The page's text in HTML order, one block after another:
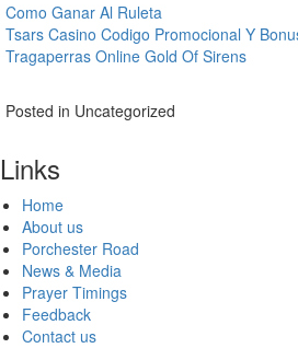
Como Ganar Al Ruleta
Tsars Casino Codigo Promocional Y
Tragaperras Online Gold Of Sirens
Posted in Uncategorized
Links
Home
About us
Porchester Road
News & Media
Prayer Timings
Feedback
Contact us